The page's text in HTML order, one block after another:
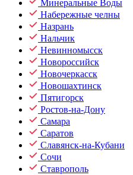
Минеральные Воды
Набережные челны
Назрань
Нальчик
Невинномысск
Новороссийск
Новочеркасск
Новошахтинск
Пятигорск
Ростов-на-Дону
Самара
Саратов
Славянск-на-Кубани
Сочи
Ставрополь